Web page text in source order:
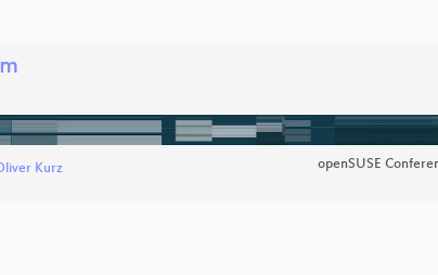
Kurz openSUSE